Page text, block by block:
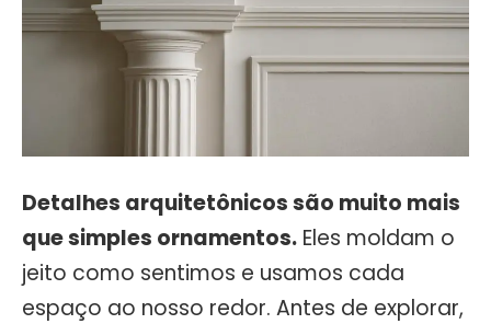
Detalhes arquitetônicos são muito mais
que simples ornamentos. Eles moldam o
jeito como sentimos e usamos cada
espaço ao nosso redor. Antes de explorar,